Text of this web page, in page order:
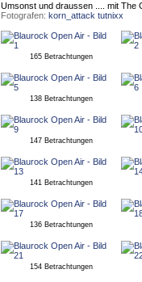
Umsonst und draussen .... mit The
Fotografen: korn_attack tutnixx
165 Betrachtungen
138 Betrachtungen
147 Betrachtungen
141 Betrachtungen
136 Betrachtungen
154 Betrachtungen